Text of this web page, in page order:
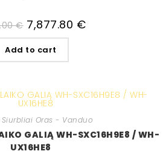
€ 7,877.80 €
Add to cart
Oras - Vanduo
GALIĄ WH-SXC16H9E8 / WH-
UX16HE8